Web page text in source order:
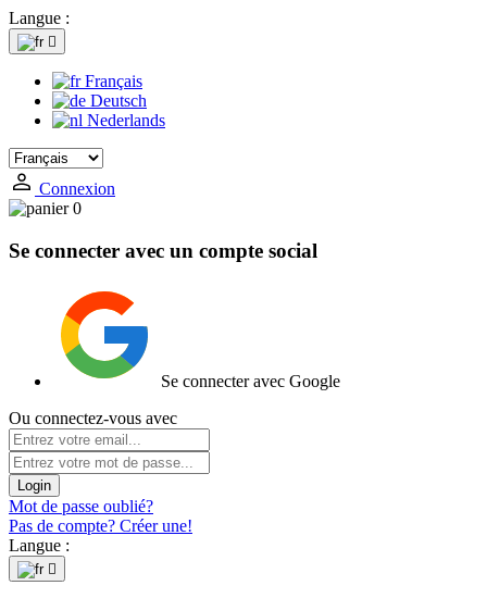
Langue :

Français
Deutsch
Nederlands
Connexion
0
Se connecter avec un compte social
Se connecter avec Google
Ou connectez-vous avec
Login
Mot de passe oublié?
Pas de compte? Créer une!
Langue :
